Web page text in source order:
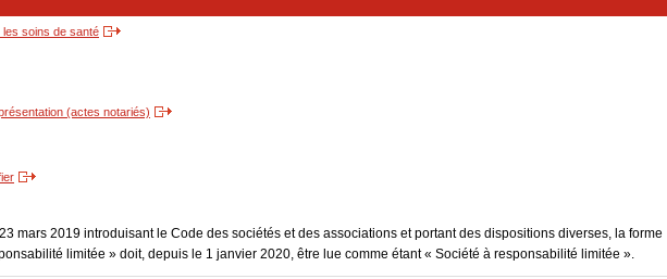
soins de santé
(actes notariés)
mars 2019 introduisant le Code des sociétés et des associations et portant des dispositions diverses, la forme
limitée » doit, depuis le 1 janvier 2020, être lue comme étant « Société à responsabilité limitée ».